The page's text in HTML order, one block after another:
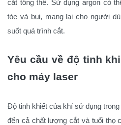
cắt tổng thể. Sử dụng argon có
tóe và bụi, mang lại cho người
suốt quá trình cắt.
Yêu cầu về độ tinh
cho máy laser
Độ tinh khiết của khí sử dụng
đến cả chất lượng cắt và tuổi thọ